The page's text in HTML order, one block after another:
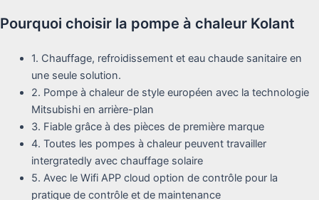
Pourquoi choisir la pompe à chaleur Kolant
1. Chauffage, refroidissement et eau chaude sanitaire en
une seule solution.
2. Pompe à chaleur de style européen avec la technologie
Mitsubishi en arrière-plan
3. Fiable grâce à des pièces de première marque
4. Toutes les pompes à chaleur peuvent travailler
intergratedly avec chauffage solaire
5. Avec le Wifi APP cloud option de contrôle pour la
pratique de contrôle et de maintenance